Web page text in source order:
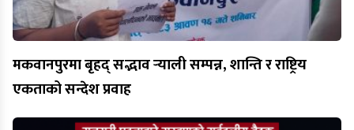
मकवानपुरमा बृहद् सद्भाव र्‍याली सम्पन्न, शान्ति र राष्ट्रिय
एकताको सन्देश प्रवाह